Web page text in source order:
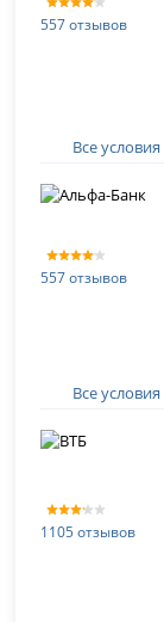
557 отзывов
Все условия
557 отзывов
Все условия
1105 отзывов